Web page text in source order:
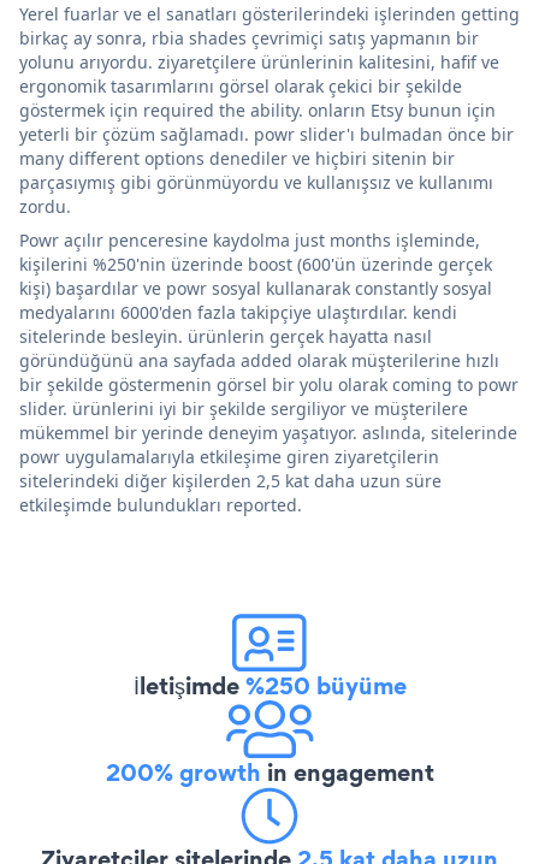
Yerel fuarlar ve el sanatları gösterilerindeki işlerinden getting
birkaç ay sonra, rbia shades çevrimiçi satış yapmanın bir
yolunu arıyordu. ziyaretçilere ürünlerinin kalitesini, hafif ve
ergonomik tasarımlarını görsel olarak çekici bir şekilde
göstermek için required the ability. onların Etsy bunun için
yeterli bir çözüm sağlamadı. powr slider'ı bulmadan önce bir
many different options denediler ve hiçbiri sitenin bir
parçasıymış gibi görünmüyordu ve kullanışsız ve kullanımı
zordu.
Powr açılır penceresine kaydolma just months işleminde,
kişilerini %250'nin üzerinde boost (600'ün üzerinde gerçek
kişi) başardılar ve powr sosyal kullanarak constantly sosyal
medyalarını 6000'den fazla takipçiye ulaştırdılar. kendi
sitelerinde besleyin. ürünlerin gerçek hayatta nasıl
göründüğünü ana sayfada added olarak müşterilerine hızlı
bir şekilde göstermenin görsel bir yolu olarak coming to powr
slider. ürünlerini iyi bir şekilde sergiliyor ve müşterilere
mükemmel bir yerinde deneyim yaşatıyor. aslında, sitelerinde
powr uygulamalarıyla etkileşime giren ziyaretçilerin
sitelerindeki diğer kişilerden 2,5 kat daha uzun süre
etkileşimde bulundukları reported.
İletişimde%250 büyüme
200% growth in engagement